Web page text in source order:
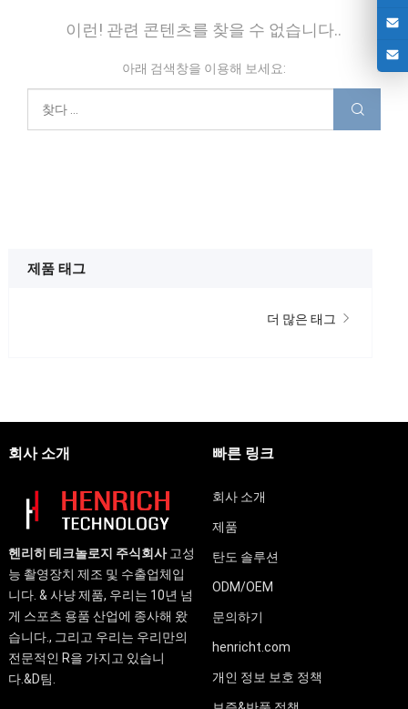
이런! 관련 콘텐츠를 찾을 수 없습니다..
아래 검색창을 이용해 보세요:
제품 태그
더 많은 태그
회사 소개
헨리히 테크놀로지 주식회사고성
능 촬영장치 제조 및 수출업체입
니다. & 사냥 제품, 우리는 10년 넘
게 스포츠 용품 산업에 종사해 왔
습니다., 그리고 우리는 우리만의
전문적인 R을 가지고 있습니
다.&D팀.
빠른 링크
회사 소개
제품
탄도 솔루션
ODM/OEM
문의하기
henricht.com
개인 정보 보호 정책